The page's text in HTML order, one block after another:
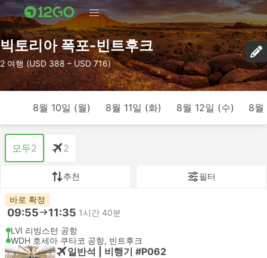
빅토리아 폭포-빈트후크
2 여행 (USD 388 – USD 716)
8월 10일 (월) 8월 11일 (화) 8월 12일 (수) 8월
모두2 2
추천 필터
바로 확정
09:55 11:35 1시간 40분
LVI 리빙스턴 공항
WDH 호세아 쿠타코 공항, 빈트후크
일반석 | 비행기 #P062